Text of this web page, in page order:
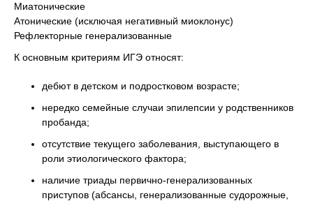
Миатонические
Атонические (исключая негативный миоклонус)
Рефлекторные генерализованные
К основным критериям ИГЭ относят:
дебют в детском и подростковом возрасте;
нередко семейные случаи эпилепсии у родственников
пробанда;
отсутствие текущего заболевания, выступающего в
роли этиологического фактора;
наличие триады первично-генерализованных
приступов (абсансы, генерализованные судорожные,